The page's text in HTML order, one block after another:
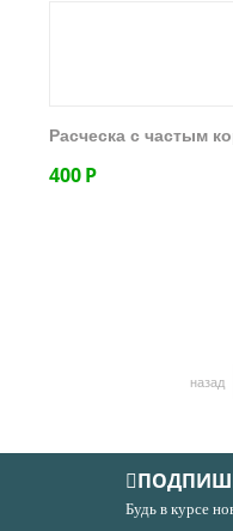
Расческа с частым
400Р
назад
Будь в курсе